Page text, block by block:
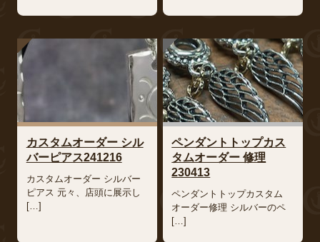
カスタムオーダー シル
バーピアス241216
カスタムオーダー シルバー
ピアス 元々、店頭に展示し
[…]
ペンダントトップカス
タムオーダー 修理
230413
ペンダントトップカスタム
オーダー修理 シルバーのペ
[…]